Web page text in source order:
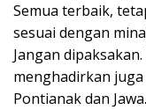
Semua terbaik,
sesuai dengan
Jangan
menghadirkan
Pontianak dan